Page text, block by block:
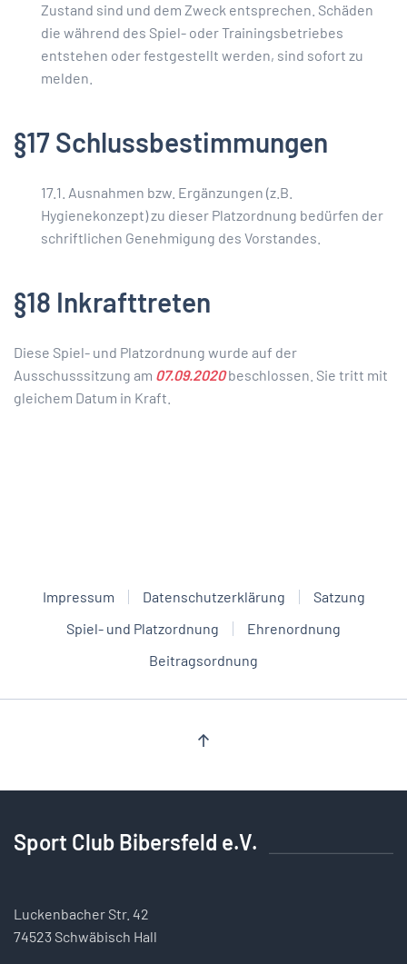
Zustand sind und dem Zweck entsprechen. Schäden
die während des Spiel- oder Trainingsbetriebes
entstehen oder festgestellt werden, sind sofort zu
melden.
§17 Schlussbestimmungen
17.1. Ausnahmen bzw. Ergänzungen (z.B.
Hygienekonzept) zu dieser Platzordnung bedürfen der
schriftlichen Genehmigung des Vorstandes.
§18 Inkrafttreten
Diese Spiel- und Platzordnung wurde auf der
Ausschusssitzung am 07.09.2020beschlossen. Sie tritt mit
gleichem Datum in Kraft.
Impressum Datenschutzerklärung
Satzung
Spiel- und Platzordnung
Ehrenordnung
Beitragsordnung
Sport Club Bibersfeld e.V.
Luckenbacher Str. 42
74523 Schwäbisch Hall